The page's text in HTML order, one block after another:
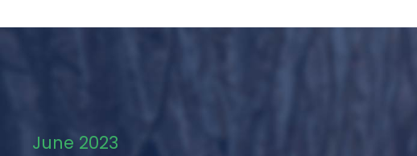
June 2023